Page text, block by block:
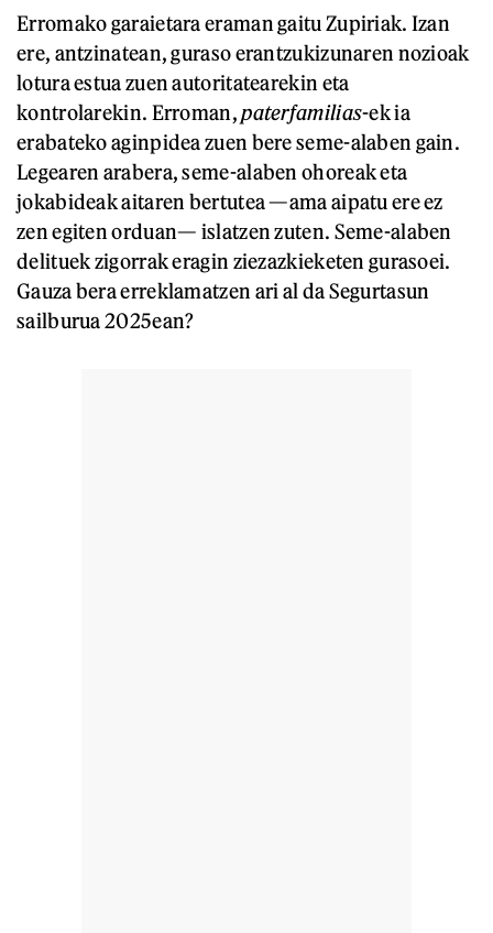
Erromako garaietara eraman gaitu Zupiriak. Izan
ere, antzinatean, guraso erantzukizunaren nozioak
lotura estua zuen autoritatearekin eta
kontrolarekin. Erroman,paterfamilias-ek ia
erabateko aginpidea zuen bere seme-alaben gain.
Legearen arabera, seme-alaben ohoreak eta
jokabideak aitaren bertutea —ama aipatu ere ez
zen egiten orduan— islatzen zuten. Seme-alaben
delituek zigorrak eragin ziezazkieketen gurasoei.
Gauza bera erreklamatzen ari al da Segurtasun
sailburua 2025ean?